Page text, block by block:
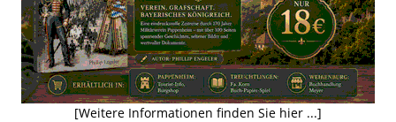
[Weitere Informationen finden Sie hier ...]